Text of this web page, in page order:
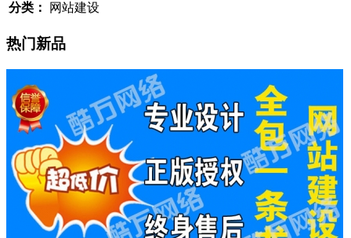
分类：
网站建设
热门新品